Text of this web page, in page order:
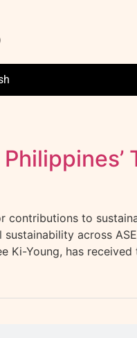
contributions to
across
Ki-Young, has